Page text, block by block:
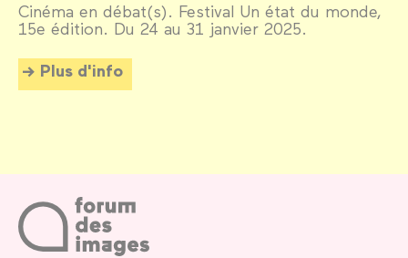
Cinéma en débat(s). Festival Un état du monde,
15e édition. Du 24 au 31 janvier 2025.
Plus d'info